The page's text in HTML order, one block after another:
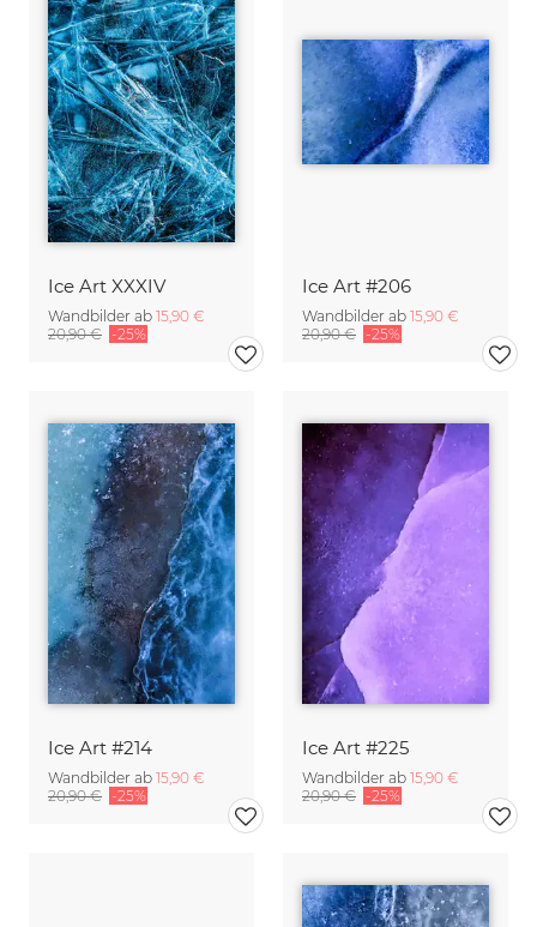
Ice Art XXXIV
Wandbilder ab 15,90 €
20,90 € -25%
Ice Art #206
Wandbilder ab 15,90 €
20,90 € -25%
Ice Art #214
Wandbilder ab 15,90 €
20,90 € -25%
Ice Art #225
Wandbilder ab 15,90 €
20,90 € -25%